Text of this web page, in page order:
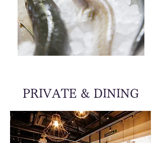
PRIVATE & DINING